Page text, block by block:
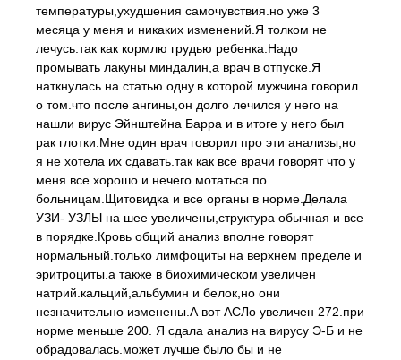
температуры,ухудшения самочувствия.но уже 3
месяца у меня и никаких изменений.Я толком не
лечусь.так как кормлю грудью ребенка.Надо
промывать лакуны миндалин,а врач в отпуске.Я
наткнулась на статью одну.в которой мужчина говорил
о том.что после ангины,он долго лечился у него на
нашли вирус Эйнштейна Барра и в итоге у него был
рак глотки.Мне один врач говорил про эти анализы,но
я не хотела их сдавать.так как все врачи говорят что у
меня все хорошо и нечего мотаться по
больницам.Щитовидка и все органы в норме.Делала
УЗИ- УЗЛЫ на шее увеличены,структура обычная и все
в порядке.Кровь общий анализ вполне говорят
нормальный.только лимфоциты на верхнем пределе и
эритроциты.а также в биохимическом увеличен
натрий.кальций,альбумин и белок,но они
незначительно изменены.А вот АСЛо увеличен 272.при
норме меньше 200. Я сдала анализ на вирусу Э-Б и не
обрадовалась.может лучше было бы и не